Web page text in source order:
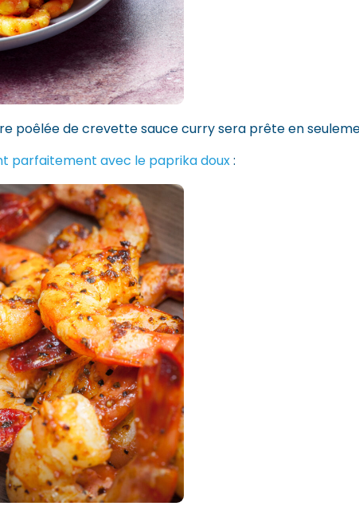
de crevette sauce curry sera prête en
parfaitement avec le paprika doux: